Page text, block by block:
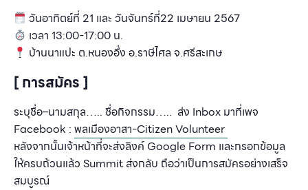
วันอาทิตย์ที่ 21 และ วันจันทร์ที่22 เมษายน 2567
เวลา 13:00-17:00 น.
บ้านนาแปะ ต.หนองอึ่ง อ.ราษีไศล จ.ศรีสะเกษ
[ การสมัคร ]
ระบุชื่อ–นามสกุล….. ชื่อกิจกรรม….. ส่ง Inbox มาที่เพจ
Facebook : พลเมืองอาสา-Citizen Volunteer
หลังจากนั้นเจ้าหน้าที่จะส่งลิงค์ Google Form และกรอกข้อมูล
ให้ครบถ้วนแล้ว Summit ส่งกลับ ถือว่าเป็นการสมัครอย่างเสร็จ
สมบูรณ์